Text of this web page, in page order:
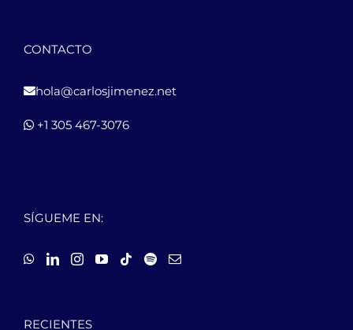
CONTACTO
hola@carlosjimenez.net
+1 305 467-3076
SÍGUEME EN:
RECIENTES